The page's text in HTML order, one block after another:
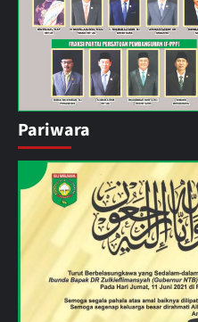
Pariwara